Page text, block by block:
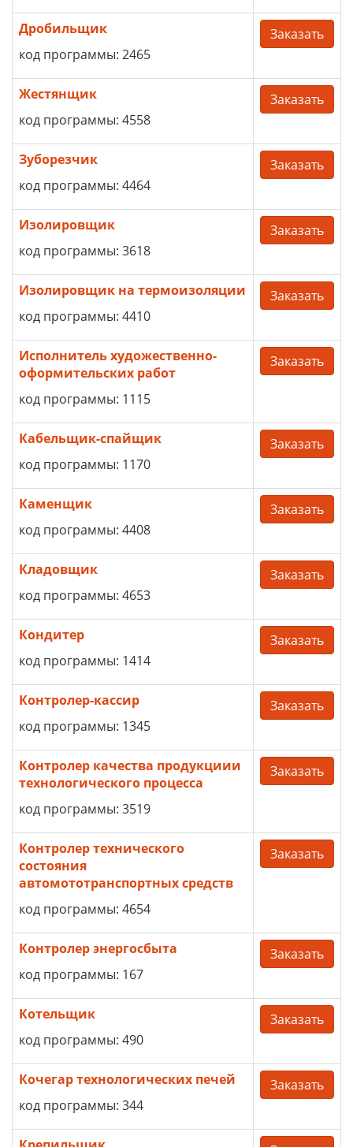
Дробильщик
код программы: 2465
Заказать
Жестянщик
код программы: 4558
Заказать
Зуборезчик
код программы: 4464
Заказать
Изолировщик
код программы: 3618
Заказать
Изолировщик на термоизоляции
код программы: 4410
Заказать
Исполнитель художественно-
оформительских работ
код программы: 1115
Заказать
Кабельщик-спайщик
код программы: 1170
Заказать
Каменщик
код программы: 4408
Заказать
Кладовщик
код программы: 4653
Заказать
Кондитер
код программы: 1414
Заказать
Контролер-кассир
код программы: 1345
Заказать
Контролер качества продукциии
технологического процесса
код программы: 3519
Заказать
Контролер технического
состояния
автомототранспортных средств
код программы: 4654
Заказать
Контролер энергосбыта
код программы: 167
Заказать
Котельщик
код программы: 490
Заказать
Кочегар технологических печей
код программы: 344
Заказать